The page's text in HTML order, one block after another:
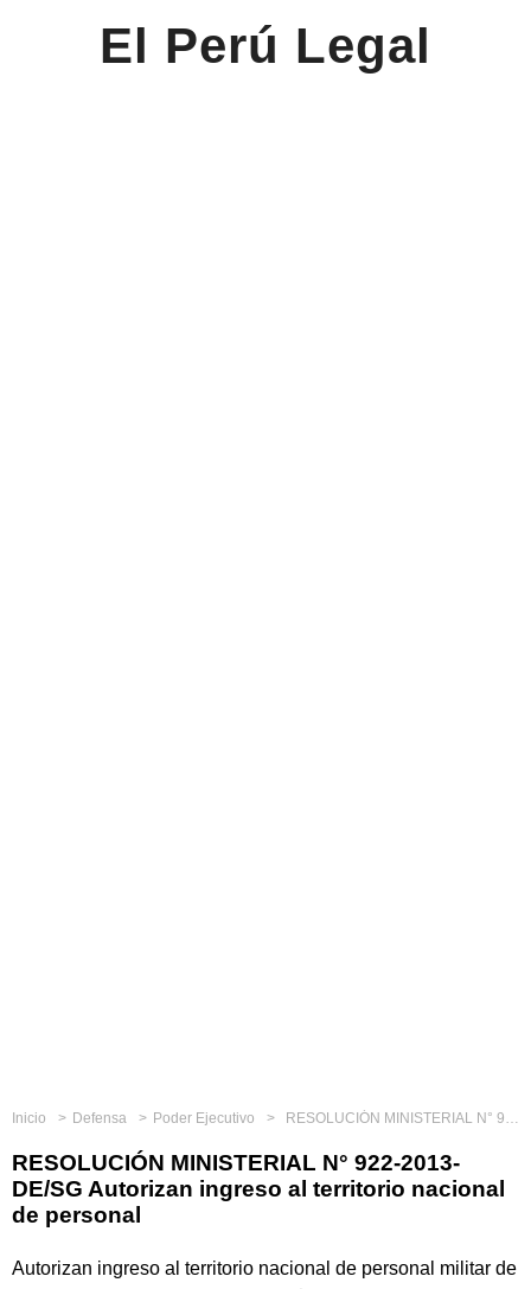
El Perú Legal
Inicio Defensa Poder Ejecutivo RESOLUCIÓN MINISTERIAL N° 922-2013-DE/SG Autorizan ingreso al territorio nacional de personal
RESOLUCIÓN MINISTERIAL N° 922-2013-
DE/SG Autorizan ingreso al territorio nacional
de personal
Autorizan ingreso al territorio nacional de personal militar de